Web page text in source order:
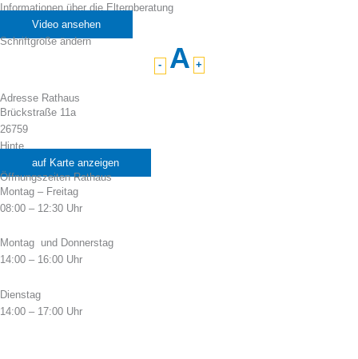
Informationen über die Elternberatung
Video ansehen
Schriftgröße ändern
-
A +
Adresse Rathaus
Brückstraße 11a
26759
Hinte
auf Karte anzeigen
Öffnungszeiten Rathaus
Montag – Freitag
08:00 – 12:30 Uhr
Montag und Donnerstag
14:00 – 16:00 Uhr
Dienstag
14:00 – 17:00 Uhr